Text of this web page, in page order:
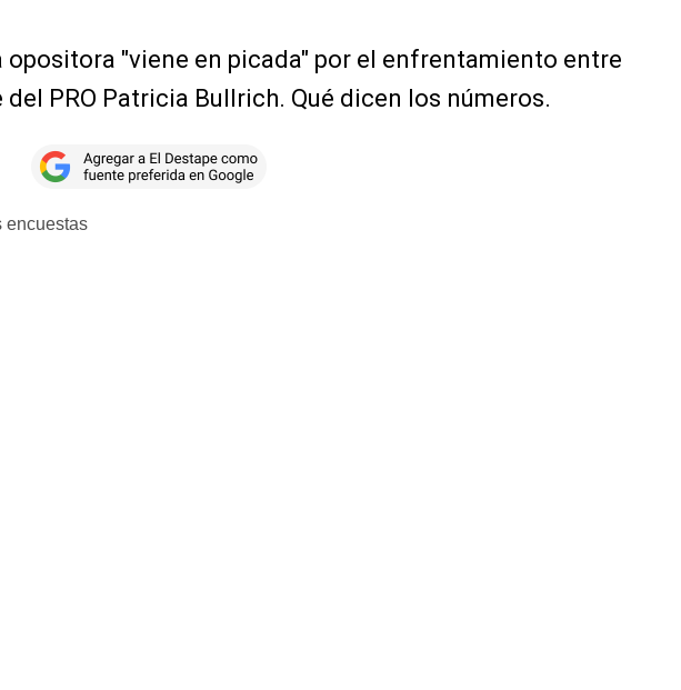
"viene en picada" por el enfrentamiento entre
PRO Patricia Bullrich. Qué dicen los números.